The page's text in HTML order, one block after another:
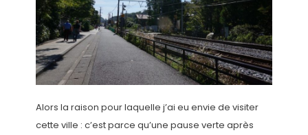
Alors la raison pour laquelle j’ai eu envie de visiter
cette ville : c’est parce qu’une pause verte après